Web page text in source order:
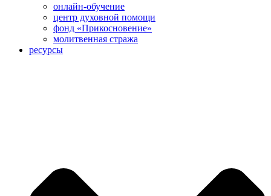
онлайн-обучение
центр духовной помощи
фонд «Прикосновение»
молитвенная стража
ресурсы